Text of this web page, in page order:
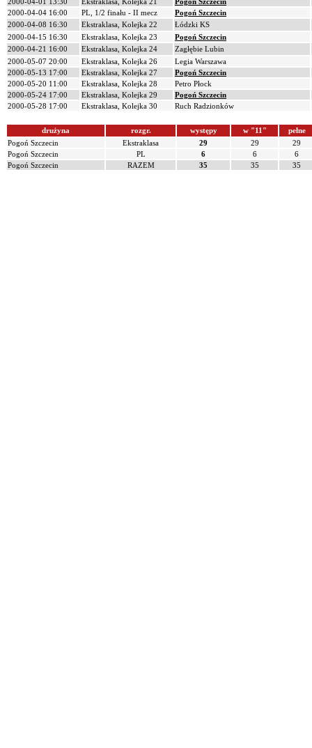
2000-04-04 16:00
PL, 1/2 finału - II mecz
Pogoń Szczecin
2000-04-08 16:30
Ekstraklasa, Kolejka 22
Łódzki KS
2000-04-15 16:30
Ekstraklasa, Kolejka 23
Pogoń Szczecin
2000-04-21 16:00
Ekstraklasa, Kolejka 24
Zagłębie Lubin
2000-05-07 20:00
Ekstraklasa, Kolejka 26
Legia Warszawa
2000-05-13 17:00
Ekstraklasa, Kolejka 27
Pogoń Szczecin
2000-05-20 11:00
Ekstraklasa, Kolejka 28
Petro Płock
2000-05-24 17:00
Ekstraklasa, Kolejka 29
Pogoń Szczecin
2000-05-28 17:00
Ekstraklasa, Kolejka 30 Ruch Radzionków
drużyna rozgr. występy w "11"
pełne
Pogoń Szczecin
Ekstraklasa 29 29
29
Pogoń Szczecin
PL 6 6
6
Pogoń Szczecin
RAZEM 35 35 35